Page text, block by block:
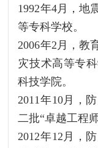
1992年4月，地
等专科学校。
2006年2月，教
灾技术高等专
科技学院。
2011年10月，
二批“卓越工程
2012年12月，